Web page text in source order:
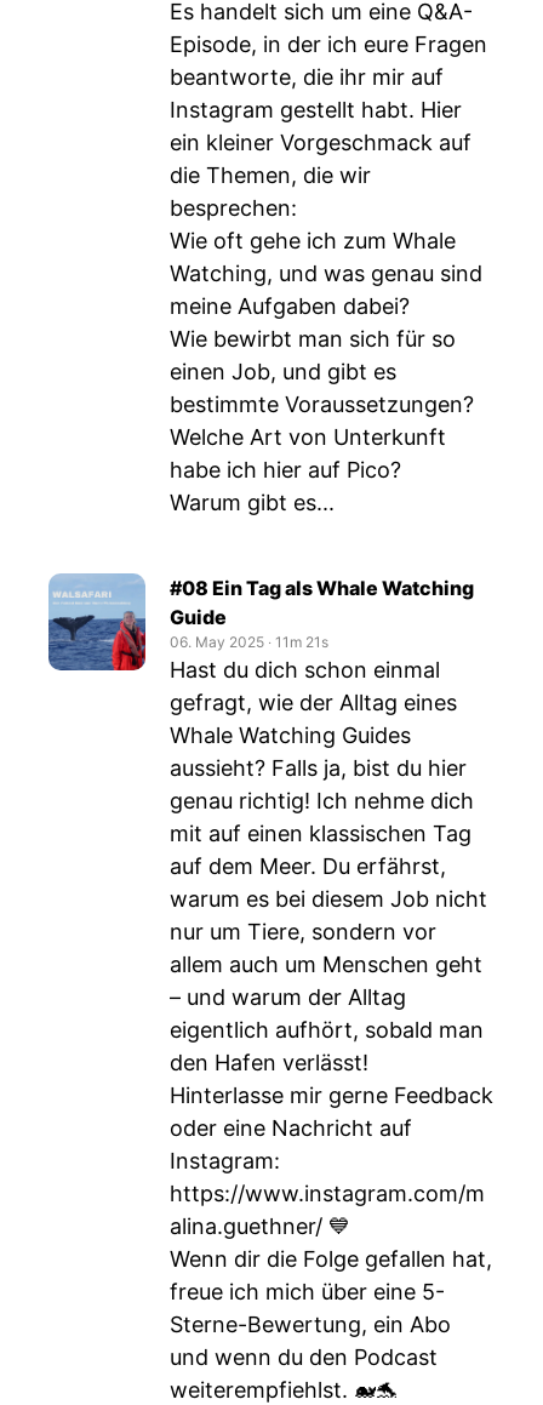
Es handelt sich um eine Q&A-
Episode, in der ich eure Fragen
beantworte, die ihr mir auf
Instagram gestellt habt. Hier
ein kleiner Vorgeschmack auf
die Themen, die wir
besprechen:
Wie oft gehe ich zum Whale
Watching, und was genau sind
meine Aufgaben dabei?
Wie bewirbt man sich für so
einen Job, und gibt es
bestimmte Voraussetzungen?
Welche Art von Unterkunft
habe ich hier auf Pico?
Warum gibt es...
#08 Ein Tag als Whale Watching
Guide
06. May 2025 ‧ 11m 21s
Hast du dich schon einmal
gefragt, wie der Alltag eines
Whale Watching Guides
aussieht? Falls ja, bist du hier
genau richtig! Ich nehme dich
mit auf einen klassischen Tag
auf dem Meer. Du erfährst,
warum es bei diesem Job nicht
nur um Tiere, sondern vor
allem auch um Menschen geht
– und warum der Alltag
eigentlich aufhört, sobald man
den Hafen verlässt!
Hinterlasse mir gerne Feedback
oder eine Nachricht auf
Instagram:
https://www.instagram.com/m
alina.guethner/ 💙
Wenn dir die Folge gefallen hat,
freue ich mich über eine 5-
Sterne-Bewertung, ein Abo
und wenn du den Podcast
weiterempfiehlst. 🐋🐬